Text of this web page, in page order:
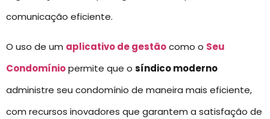
comunicação eficiente.
O uso de um aplicativo de gestãocomo o Seu
Condomíniopermite que o síndico moderno
administre seu condomínio de maneira mais eficiente,
com recursos inovadores que garantem a satisfação de